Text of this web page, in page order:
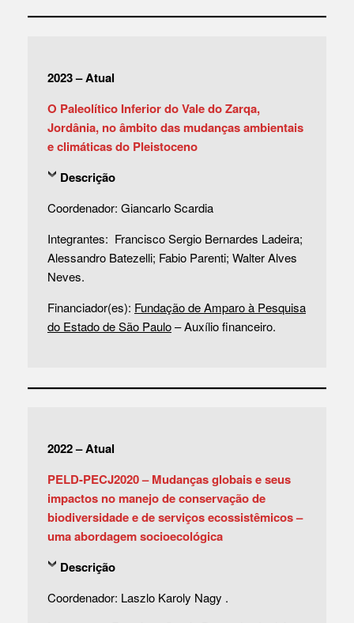
2023 – Atual
O Paleolítico Inferior do Vale do Zarqa,
Jordânia, no âmbito das mudanças ambientais
e climáticas do Pleistoceno
Descrição
Coordenador: Giancarlo Scardia
Integrantes: Francisco Sergio Bernardes Ladeira;
Alessandro Batezelli; Fabio Parenti; Walter Alves
Neves.
Financiador(es): Fundação de Amparo à Pesquisa
do Estado de São Paulo– Auxílio financeiro.
2022 – Atual
PELD-PECJ2020 – Mudanças globais e seus
impactos no manejo de conservação de
biodiversidade e de serviços ecossistêmicos –
uma abordagem socioecológica
Descrição
Coordenador: Laszlo Karoly Nagy .